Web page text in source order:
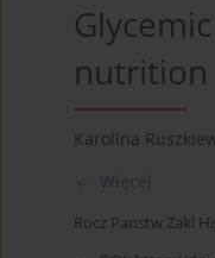
nutrition
Karolina
Więcej
Rocz Panstw Zakl